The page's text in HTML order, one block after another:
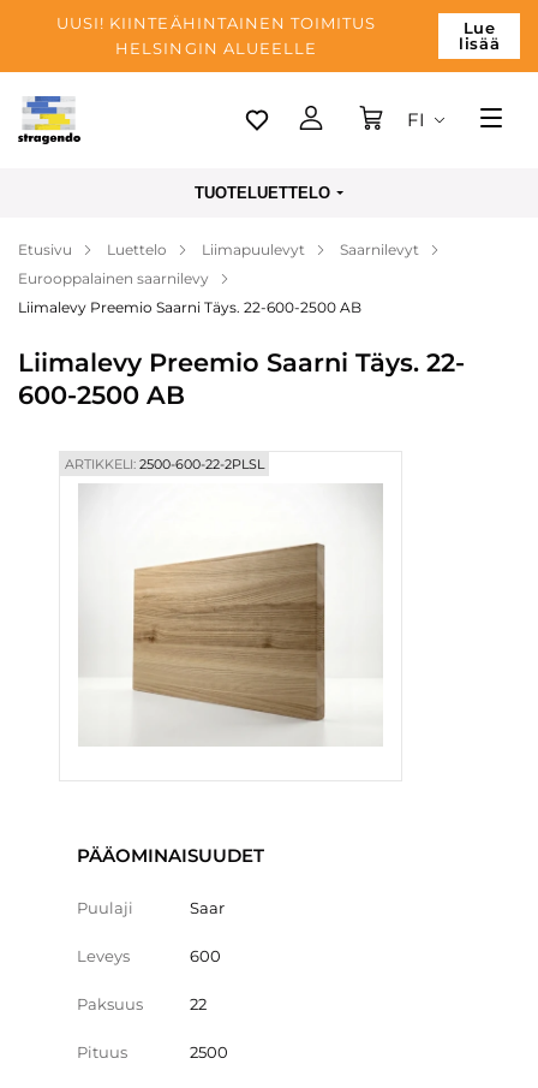
UUSI! KIINTEÄHINTAINEN TOIMITUS
HELSINGIN ALUEELLE
Lue
lisää
Tallinn
Maksu
Yrityksen
Blogi
Yhteystiedot
FI
TUOTELUETTELO
Etusivu Luettelo Liimapuulevyt
Saarnilevyt
Eurooppalainen saarnilevy
Liimalevy Preemio Saarni Täys. 22-600-2500 AB
Liimalevy Preemio Saarni Täys. 22-
600-2500 AB
ARTIKKELI:2500-600-22-2PLSL
PÄÄOMINAISUUDET
Puulaji Saar
Leveys 600
Paksuus 22
Pituus 2500